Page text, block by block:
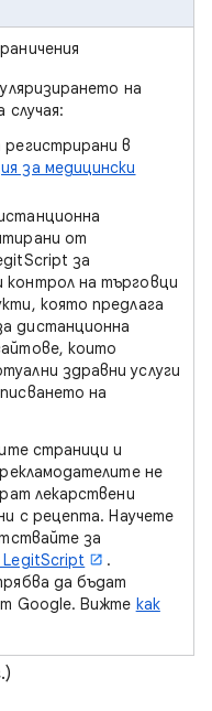
на
случая:
в
за медицински
от
за
контрол на търговци
която предлага
дистанционна
които
здравни услуги
на
страници и
не
лекарствени
с рецепта. Научете
за
.
да бъдат
Google. Вижте как